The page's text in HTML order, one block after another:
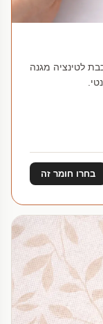
לטינציה מגנה
בחרו חומר זה